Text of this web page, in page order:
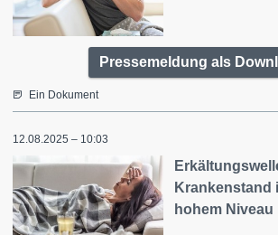
Pressemeldung als
Ein Dokument
12.08.2025 – 10:03
Krankenstand
hohem Niveau